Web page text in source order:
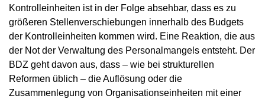
Kontrolleinheiten ist in der Folge absehbar, dass es zu
größeren Stellenverschiebungen innerhalb des Budgets
der Kontrolleinheiten kommen wird. Eine Reaktion, die aus
der Not der Verwaltung des Personalmangels entsteht. Der
BDZ geht davon aus, dass – wie bei strukturellen
Reformen üblich – die Auflösung oder die
Zusammenlegung von Organisationseinheiten mit einer